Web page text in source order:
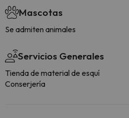
Mascotas
Se admiten animales
Servicios Generales
Tienda de material de esquí
Conserjería